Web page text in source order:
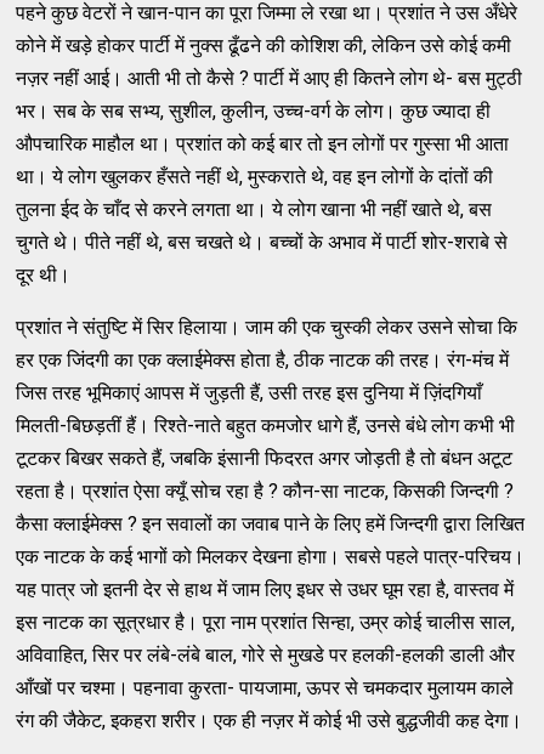
पहने कुछ वेटरों ने खान-पान का पूरा जिम्मा ले रखा था। प्रशांत ने उस अँधेरे
कोने में खड़े होकर पार्टी में नुक्स ढूँढने की कोशिश की, लेकिन उसे कोई कमी
नज़र नहीं आई। आती भी तो कैसे ? पार्टी में आए ही कितने लोग थे- बस मुट्ठी
भर। सब के सब सभ्य, सुशील, कुलीन, उच्च-वर्ग के लोग। कुछ ज्यादा ही
औपचारिक माहौल था। प्रशांत को कई बार तो इन लोगों पर गुस्सा भी आता
था। ये लोग खुलकर हँसते नहीं थे, मुस्कराते थे, वह इन लोगों के दांतों की
तुलना ईद के चाँद से करने लगता था। ये लोग खाना भी नहीं खाते थे, बस
चुगते थे। पीते नहीं थे, बस चखते थे। बच्चों के अभाव में पार्टी शोर-शराबे से
दूर थी।
प्रशांत ने संतुष्टि में सिर हिलाया। जाम की एक चुस्की लेकर उसने सोचा कि
हर एक जिंदगी का एक क्लाईमेक्स होता है, ठीक नाटक की तरह। रंग-मंच में
जिस तरह भूमिकाएं आपस में जुड़ती हैं, उसी तरह इस दुनिया में ज़िंदगियाँ
मिलती-बिछड़तीं हैं। रिश्ते-नाते बहुत कमजोर धागे हैं, उनसे बंधे लोग कभी भी
टूटकर बिखर सकते हैं, जबकि इंसानी फिदरत अगर जोड़ती है तो बंधन अटूट
रहता है। प्रशांत ऐसा क्यूँ सोच रहा है ? कौन-सा नाटक, किसकी जिन्दगी ?
कैसा क्लाईमेक्स ? इन सवालों का जवाब पाने के लिए हमें जिन्दगी द्वारा लिखित
एक नाटक के कई भागों को मिलकर देखना होगा। सबसे पहले पात्र-परिचय।
यह पात्र जो इतनी देर से हाथ में जाम लिए इधर से उधर घूम रहा है, वास्तव में
इस नाटक का सूत्रधार है। पूरा नाम प्रशांत सिन्हा, उम्र कोई चालीस साल,
अविवाहित, सिर पर लंबे-लंबे बाल, गोरे से मुखडे पर हलकी-हलकी डाली और
आँखों पर चश्मा। पहनावा कुरता- पायजामा, ऊपर से चमकदार मुलायम काले
रंग की जैकेट, इकहरा शरीर। एक ही नज़र में कोई भी उसे बुद्धजीवी कह देगा।